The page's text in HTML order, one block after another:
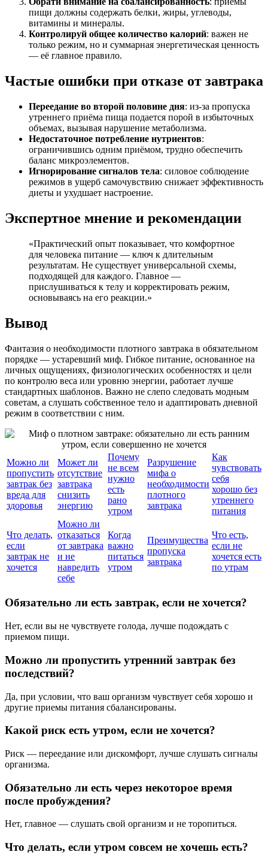
пищи должны содержать белки, жиры, углеводы,
витамины и минералы.
Контролируй общее количество калорий: важен не
только режим, но и суммарная энергетическая ценность
— её главное правило.
Частые ошибки при отказе от завтрака
Переедание во второй половине дня: из-за пропуска
утреннего приёма пища подается порой в избыточных
объемах, вызывая нарушение метаболизма.
Недостаточное потребление нутриентов:
ограничившись одним приёмом, трудно обеспечить
баланс микроэлементов.
Игнорирование сигналов тела: силовое соблюдение
режимов в ущерб самочувствию снижает эффективность
диеты и ухудшает настроение.
Экспертное мнение и рекомендации
«Практический опыт показывает, что комфортное
для человека питание — ключ к длительным
результатам. Не существует универсальной схемы,
подходящей для каждого. Главное —
прислушиваться к телу и корректировать режим,
основываясь на его реакции.»
Вывод
Фантазия о необходимости плотного завтрака в обязательном
порядке — устаревший миф. Гибкое питание, основанное на
личных ощущениях, физиологических особенностях и цели
по контролю веса или уровню энергии, работает лучше
стандартных шаблонов. Важно не слепо следовать модным
советам, а слушать собственное тело и адаптировать дневной
режим в соответствии с ним.
Можно ли
пропустить
завтрак без
вреда для
здоровья
Может ли
отсутствие
завтрака
снизить
энергию
Почему
не всем
нужно
есть
рано
утром
Разрушение
мифа о
необходимости
плотного
завтрака
Как
чувствовать
себя
хорошо без
утреннего
питания
Что делать,
если
завтрак не
хочется
Можно ли
отказаться
от завтрака
и не
навредить
себе
Когда
важно
питаться
утром
Преимущества
пропуска
завтрака
Что есть,
если не
хочется есть
по утрам
Обязательно ли есть завтрак, если не хочется?
Нет, если вы не чувствуете голода, лучше подождать с
приемом пищи.
Можно ли пропустить утренний завтрак без
последствий?
Да, при условии, что ваш организм чувствует себя хорошо и
другие приемы питания сбалансированы.
Какой риск есть утром, если не хочется?
Риск — переедание или дискомфорт, лучше слушать сигналы
организма.
Обязательно ли есть через некоторое время
после пробуждения?
Нет, главное — слушать свой организм и не торопиться.
Что делать, если утром совсем не хочешь есть?